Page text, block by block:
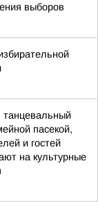
выборов
танцевальный
пасекой,
и гостей
на культурные